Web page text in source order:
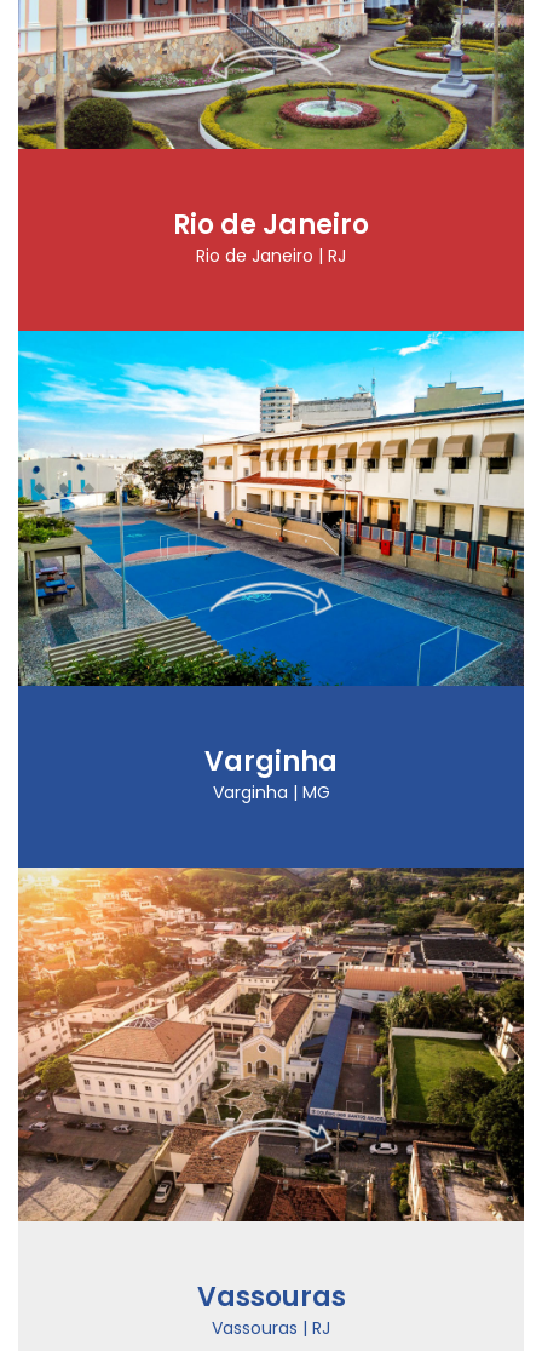
Rio de Janeiro
Rio de Janeiro | RJ
Varginha
Varginha | MG
Vassouras
Vassouras | RJ